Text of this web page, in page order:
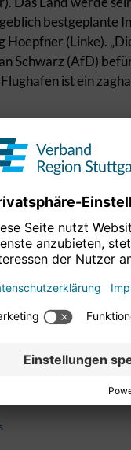
(Linke).
Schwarz (AfD)
ist ein